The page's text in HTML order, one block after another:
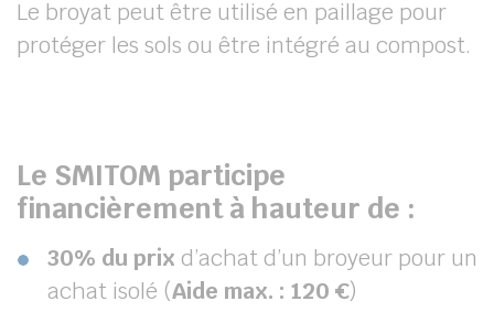
Le broyat peut être utilisé en paillage pour
protéger les sols ou être intégré au compost.
Le SMITOM participe
financièrement à hauteur de :
30% du prix d’achat d’un broyeur pour un
achat isolé (Aide max. : 120 €)